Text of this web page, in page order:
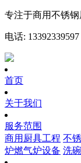
专注于商用不锈
电话: 13392339597
首页
关于我们
服务范围
商用厨具工程 不
炉燃气炉设备 洗